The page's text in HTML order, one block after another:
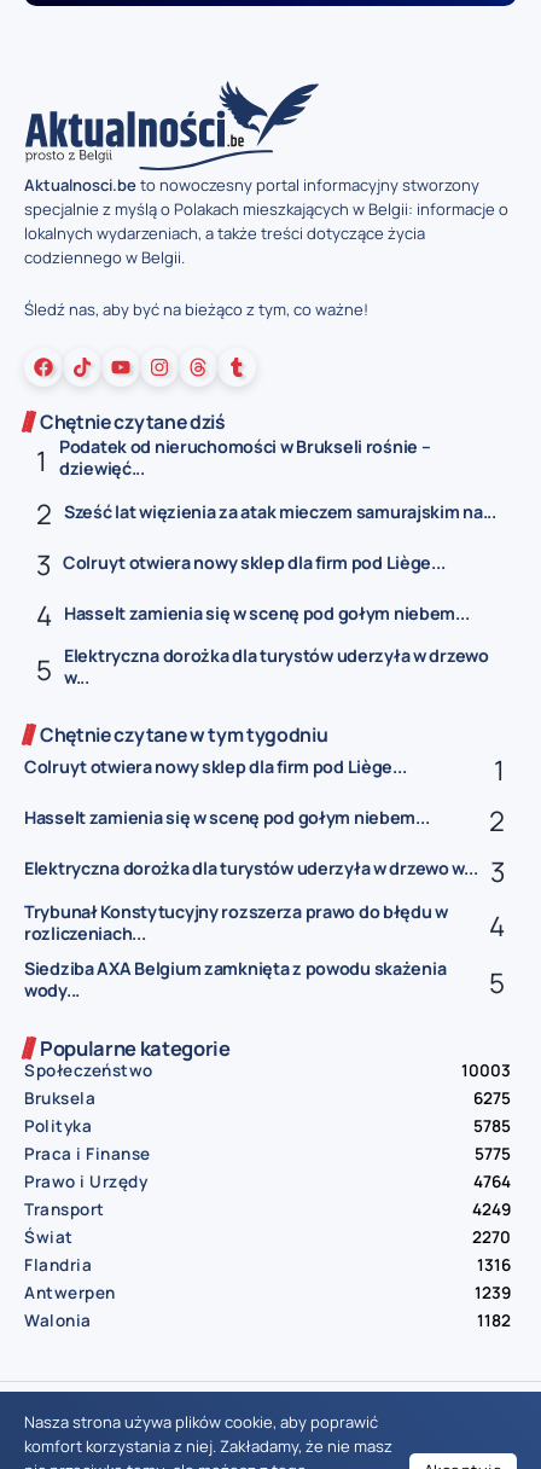
Aktualnosci.beto nowoczesny portal informacyjny stworzony
specjalnie z myślą o Polakach mieszkających w Belgii: informacje o
lokalnych wydarzeniach, a także treści dotyczące życia
codziennego w Belgii.
Śledź nas, aby być na bieżąco z tym, co ważne!
Chętnie czytane dziś
Podatek od nieruchomości w Brukseli rośnie –
dziewięć...
Sześć lat więzienia za atak mieczem samurajskim na...
Colruyt otwiera nowy sklep dla firm pod Liège...
Hasselt zamienia się w scenę pod gołym niebem...
Elektryczna dorożka dla turystów uderzyła w drzewo
w...
Chętnie czytane w tym tygodniu
Colruyt otwiera nowy sklep dla firm pod Liège...
Hasselt zamienia się w scenę pod gołym niebem...
Elektryczna dorożka dla turystów uderzyła w drzewo w...
Trybunał Konstytucyjny rozszerza prawo do błędu w
rozliczeniach...
Siedziba AXA Belgium zamknięta z powodu skażenia
wody...
Popularne kategorie
Społeczeństwo
10003
Bruksela
6275
Polityka
5785
Praca i Finanse
5775
Prawo i Urzędy
4764
Transport
4249
Świat
2270
Flandria
1316
Antwerpen
1239
Walonia
1182
© Aktualnosci.be – All Right Reserved 2016-2026
Nasza strona używa plików cookie, aby poprawić
komfort korzystania z niej. Zakładamy, że nie masz